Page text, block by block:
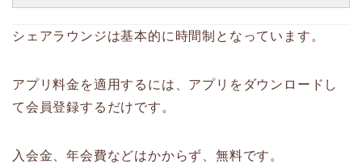
シェアラウンジは基本的に時間制となっています。
アプリ料金を適用するには、アプリをダウンロードし
て会員登録するだけです。
入会金、年会費などはかからず、無料です。